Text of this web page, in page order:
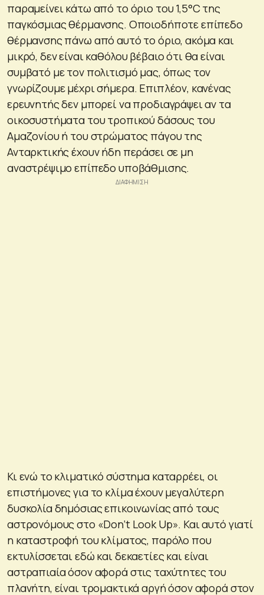
παραμείνει κάτω από το όριο του 1,5°C της
παγκόσμιας θέρμανσης. Οποιοδήποτε επίπεδο
θέρμανσης πάνω από αυτό το όριο, ακόμα και
μικρό, δεν είναι καθόλου βέβαιο ότι θα είναι
συμβατό με τον πολιτισμό μας, όπως τον
γνωρίζουμε μέχρι σήμερα. Επιπλέον, κανένας
ερευνητής δεν μπορεί να προδιαγράψει αν τα
οικοσυστήματα του τροπικού δάσους του
Αμαζονίου ή του στρώματος πάγου της
Ανταρκτικής έχουν ήδη περάσει σε μη
αναστρέψιμο επίπεδο υποβάθμισης.
Κι ενώ το κλιματικό σύστημα καταρρέει, οι
επιστήμονες για το κλίμα έχουν μεγαλύτερη
δυσκολία δημόσιας επικοινωνίας από τους
αστρονόμους στο «Don’t Look Up». Και αυτό γιατί
η καταστροφή του κλίματος, παρόλο που
εκτυλίσσεται εδώ και δεκαετίες και είναι
αστραπιαία όσον αφορά στις ταχύτητες του
πλανήτη, είναι τρομακτικά αργή όσον αφορά στον